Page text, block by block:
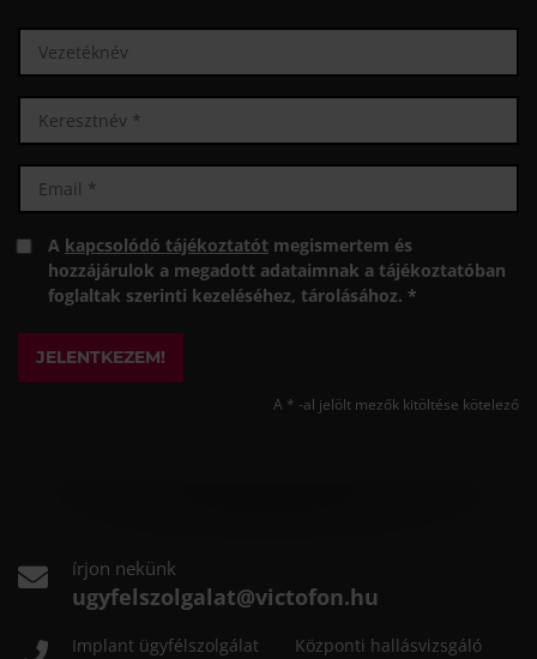
A kapcsolódó tájékoztatót megismertem és
hozzájárulok a megadott adataimnak a tájékoztatóban
foglaltak szerinti kezeléséhez, tárolásához. *
JELENTKEZEM!
A * -al jelölt mezők kitöltése kötelező
írjon nekünk
ugyfelszolgalat@victofon.hu
Implant ügyfélszolgálat Központi hallásvizsgáló